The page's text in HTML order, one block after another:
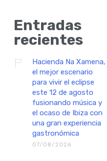
Entradas
recientes
Hacienda Na Xamena,
el mejor escenario
para vivir el eclipse
este 12 de agosto
fusionando música y
el ocaso de Ibiza con
una gran experiencia
gastronómica
07/08/2026